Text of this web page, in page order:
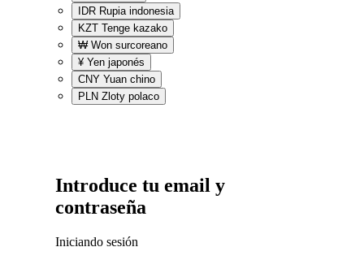
IDR Rupia indonesia
KZT Tenge kazako
₩ Won surcoreano
¥ Yen japonés
CNY Yuan chino
PLN Zloty polaco
Introduce tu email y
contraseña
Iniciando sesión